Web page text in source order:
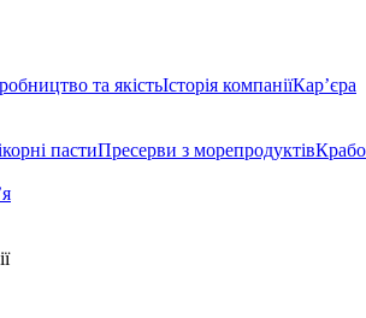
та якістьІсторія компаніїКар’єра
пастиПресерви з морепродуктів